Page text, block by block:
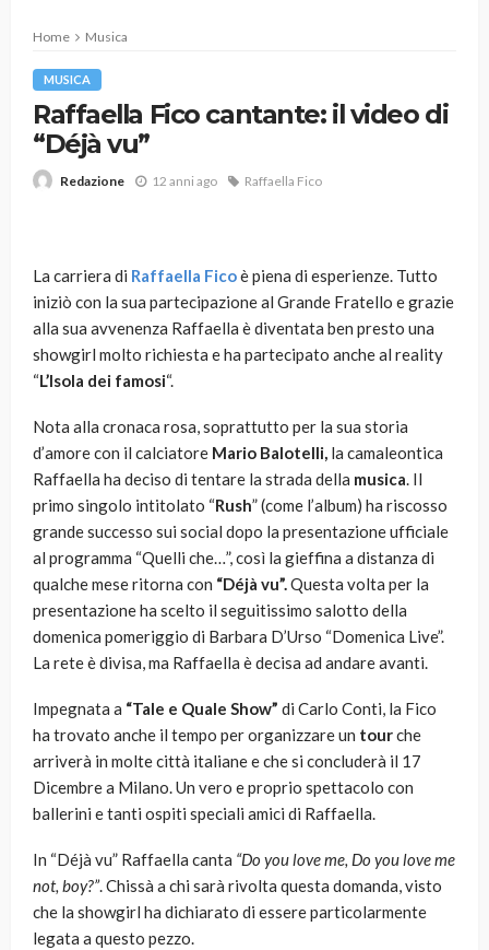
Home Musica
MUSICA
Raffaella Fico cantante: il video di
“Déjà vu”
Redazione 12 anni ago Raffaella Fico
La carriera di Raffaella Ficoè piena di esperienze. Tutto
iniziò con la sua partecipazione al Grande Fratello e grazie
alla sua avvenenza Raffaella è diventata ben presto una
showgirl molto richiesta e ha partecipato anche al reality
“L’Isola dei famosi“.
Nota alla cronaca rosa, soprattutto per la sua storia
d’amore con il calciatore Mario Balotelli, la camaleontica
Raffaella ha deciso di tentare la strada della musica. Il
primo singolo intitolato “Rush” (come l’album) ha riscosso
grande successo sui social dopo la presentazione ufficiale
al programma “Quelli che…”, così la gieffina a distanza di
qualche mese ritorna con “Déjà vu”.Questa volta per la
presentazione ha scelto il seguitissimo salotto della
domenica pomeriggio di Barbara D’Urso “Domenica Live”.
La rete è divisa, ma Raffaella è decisa ad andare avanti.
Impegnata a “Tale e Quale Show” di Carlo Conti, la Fico
ha trovato anche il tempo per organizzare un tourche
arriverà in molte città italiane e che si concluderà il 17
Dicembre a Milano. Un vero e proprio spettacolo con
ballerini e tanti ospiti speciali amici di Raffaella.
In “Déjà vu” Raffaella canta “Do you love me, Do you love me
not, boy?”. Chissà a chi sarà rivolta questa domanda, visto
che la showgirl ha dichiarato di essere particolarmente
legata a questo pezzo.